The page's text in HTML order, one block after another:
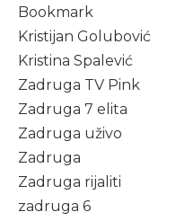
Bookmark
Kristijan Golubović
Kristina Spalević
Zadruga TV Pink
Zadruga 7 elita
Zadruga uživo
Zadruga
Zadruga rijaliti
zadruga 6